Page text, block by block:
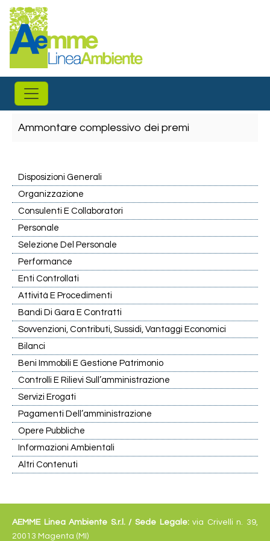
Salta al contenuto principale
Ammontare complessivo dei premi
Disposizioni Generali
Organizzazione
Consulenti E Collaboratori
Personale
Selezione Del Personale
Performance
Enti Controllati
Attività E Procedimenti
Bandi Di Gara E Contratti
Sovvenzioni, Contributi, Sussidi, Vantaggi Economici
Bilanci
Beni Immobili E Gestione Patrimonio
Controlli E Rilievi Sull’amministrazione
Servizi Erogati
Pagamenti Dell’amministrazione
Opere Pubbliche
Informazioni Ambientali
Altri Contenuti
AEMME Linea Ambiente S.r.l. / Sede Legale:via Crivelli n. 39,
20013 Magenta (MI)